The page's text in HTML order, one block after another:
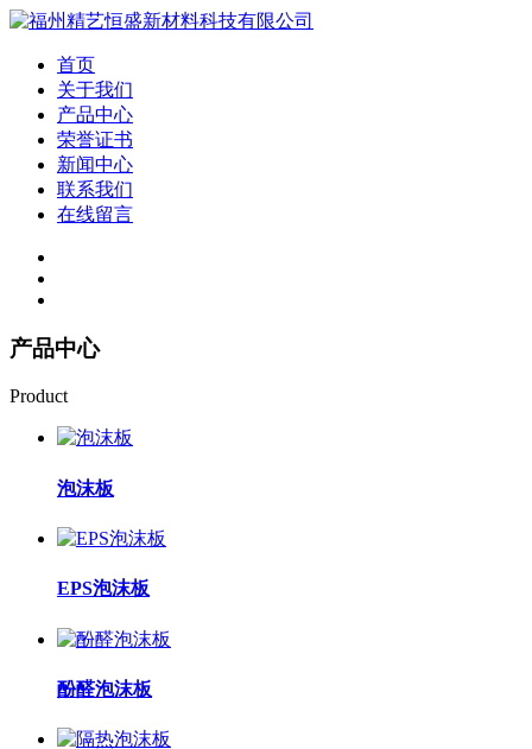
首页
关于我们
产品中心
荣誉证书
新闻中心
联系我们
在线留言
产品中心
Product
泡沫板
EPS泡沫板
酚醛泡沫板